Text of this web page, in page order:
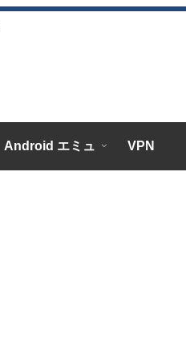
Android エミュ VPN